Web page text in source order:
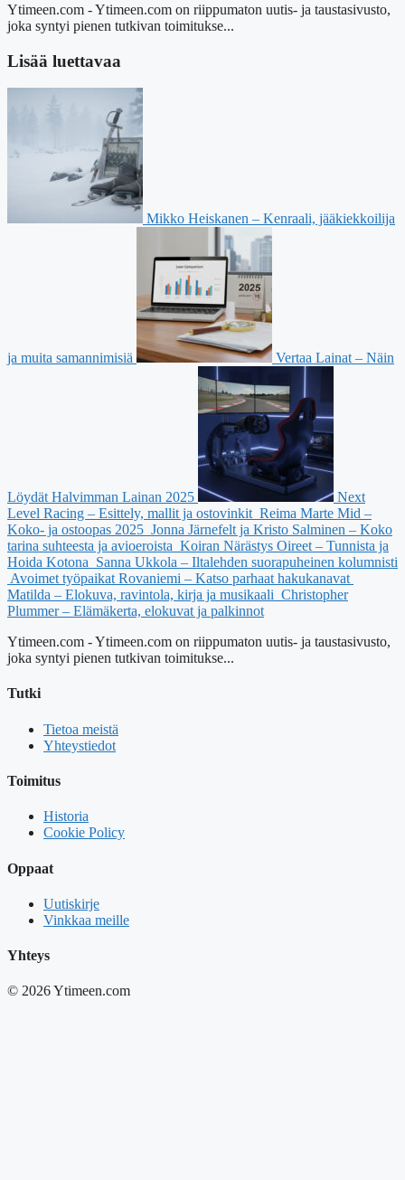
Ytimeen.com - Ytimeen.com on riippumaton uutis- ja taustasivusto,
joka syntyi pienen tutkivan toimitukse...
Lisää luettavaa
Mikko Heiskanen – Kenraali, jääkiekkoilija
ja muita samannimisiä Vertaa Lainat – Näin
Löydät Halvimman Lainan 2025
Next
Level Racing – Esittely, mallit ja ostovinkit Reima Marte Mid –
Koko- ja ostoopas 2025 Jonna Järnefelt ja Kristo Salminen – Koko
tarina suhteesta ja avioeroista Koiran Närästys Oireet – Tunnista ja
Hoida Kotona Sanna Ukkola – Iltalehden suorapuheinen kolumnisti
Avoimet työpaikat Rovaniemi – Katso parhaat hakukanavat
Matilda – Elokuva, ravintola, kirja ja musikaali Christopher
Plummer – Elämäkerta, elokuvat ja palkinnot
Ytimeen.com - Ytimeen.com on riippumaton uutis- ja taustasivusto,
joka syntyi pienen tutkivan toimitukse...
Tutki
Tietoa meistä
Yhteystiedot
Toimitus
Historia
Cookie Policy
Oppaat
Uutiskirje
Vinkkaa meille
Yhteys
© 2026 Ytimeen.com